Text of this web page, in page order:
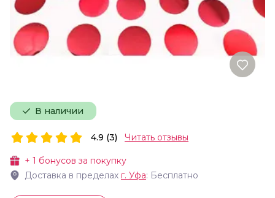
В наличии
+ 1 бонусов за покупку
Доставка в пределах г. Уфа: Бесплатно
4.9 (3) Читать отзывы